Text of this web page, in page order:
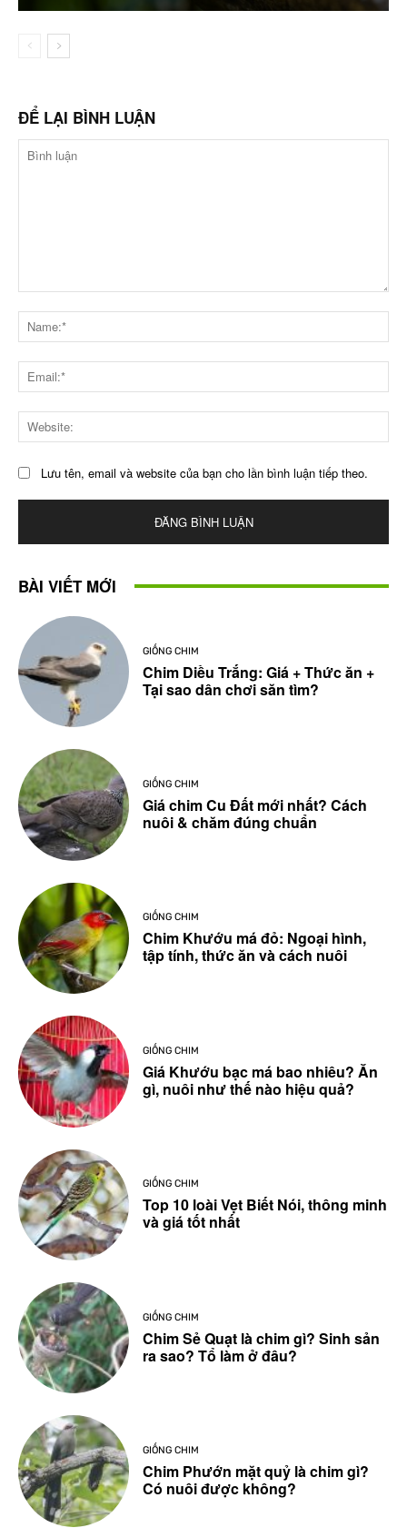
ĐỂ LẠI BÌNH LUẬN
luận
Lưu tên, email và website của bạn cho lần bình luận tiếp theo.
BÀI VIẾT MỚI
GIỐNG CHIM
Chim Diều Trắng: Giá + Thức ăn +
Tại sao dân chơi săn tìm?
GIỐNG CHIM
Giá chim Cu Đất mới nhất? Cách
nuôi & chăm đúng chuẩn
GIỐNG CHIM
Chim Khướu má đỏ: Ngoại hình,
tập tính, thức ăn và cách nuôi
GIỐNG CHIM
Giá Khướu bạc má bao nhiêu? Ăn
gì, nuôi như thế nào hiệu quả?
GIỐNG CHIM
Top 10 loài Vẹt Biết Nói, thông minh
và giá tốt nhất
GIỐNG CHIM
Chim Sẻ Quạt là chim gì? Sinh sản
ra sao? Tổ làm ở đâu?
GIỐNG CHIM
Chim Phướn mặt quỷ là chim gì?
Có nuôi được không?